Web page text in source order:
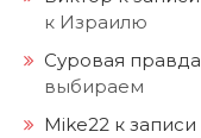
к Израилю
Суровая правда
выбираем
Mike22 к записи